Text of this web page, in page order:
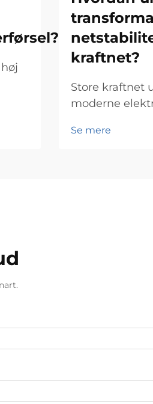
kraftnet?
Store kraftnet
moderne
opretholde
Se mere